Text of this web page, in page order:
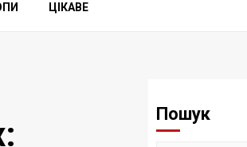
ЦІКАВЕ
Пошук